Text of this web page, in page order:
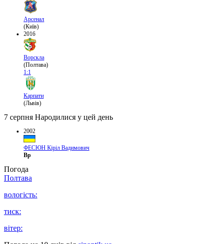
Арсенал
(Київ)
2016
Ворскла
(Полтава)
1:1
Карпати
(Львів)
7 серпня Народилися у цей день
2002
ФЕСЮН Кіріл Вадимович
Вр
Погода
Полтава
вологість:
тиск:
вітер: